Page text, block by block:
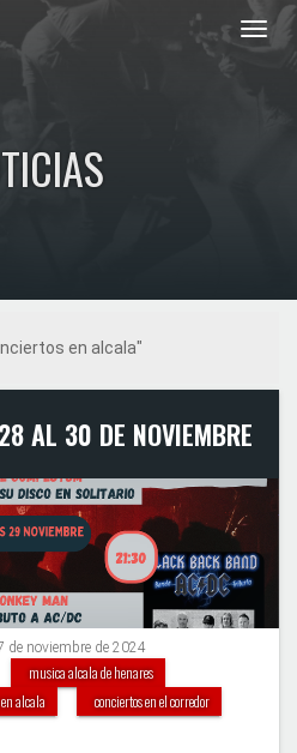
en alcala"
AL 30 DE NOVIEMBRE
de noviembre de 2024
musica alcala de henares
alcala conciertos en el corredor